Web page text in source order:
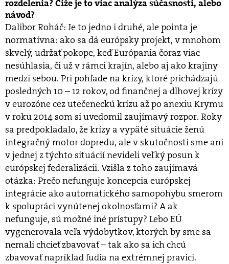
rozdelenia? Čiže je to viac analýza súčasnosti, alebo
návod?
Dalibor Roháč: Je to jedno i druhé, ale pointa je
normatívna: ako sa dá európsky projekt, v mnohom
skvelý, udržať pokope, keď Európania čoraz viac
nesúhlasia, či už v rámci krajín, alebo aj ako krajiny
medzi sebou. Pri pohľade na krízy, ktoré prichádzajú
posledných 10 – 12 rokov, od finančnej a dlhovej krízy
v eurozóne cez utečeneckú krízu až po anexiu Krymu
v roku 2014 som si uvedomil zaujímavý rozpor. Roky
sa predpokladalo, že krízy a vypäté situácie ženú
integračný motor dopredu, ale v skutočnosti sme ani
v jednej z týchto situácií nevideli veľký posun k
európskej federalizácii. Vzišla z toho zaujímavá
otázka: Prečo nefunguje koncepcia európskej
integrácie ako automatického samopohybu smerom
k spolupráci vynútenej okolnosťami? A ak
nefunguje, sú možné iné prístupy? Lebo EÚ
vygenerovala veľa výdobytkov, ktorých by sme sa
nemali chcieť zbavovať – tak ako sa ich chcú
zbavovať napríklad ľudia na extrémnej pravici.